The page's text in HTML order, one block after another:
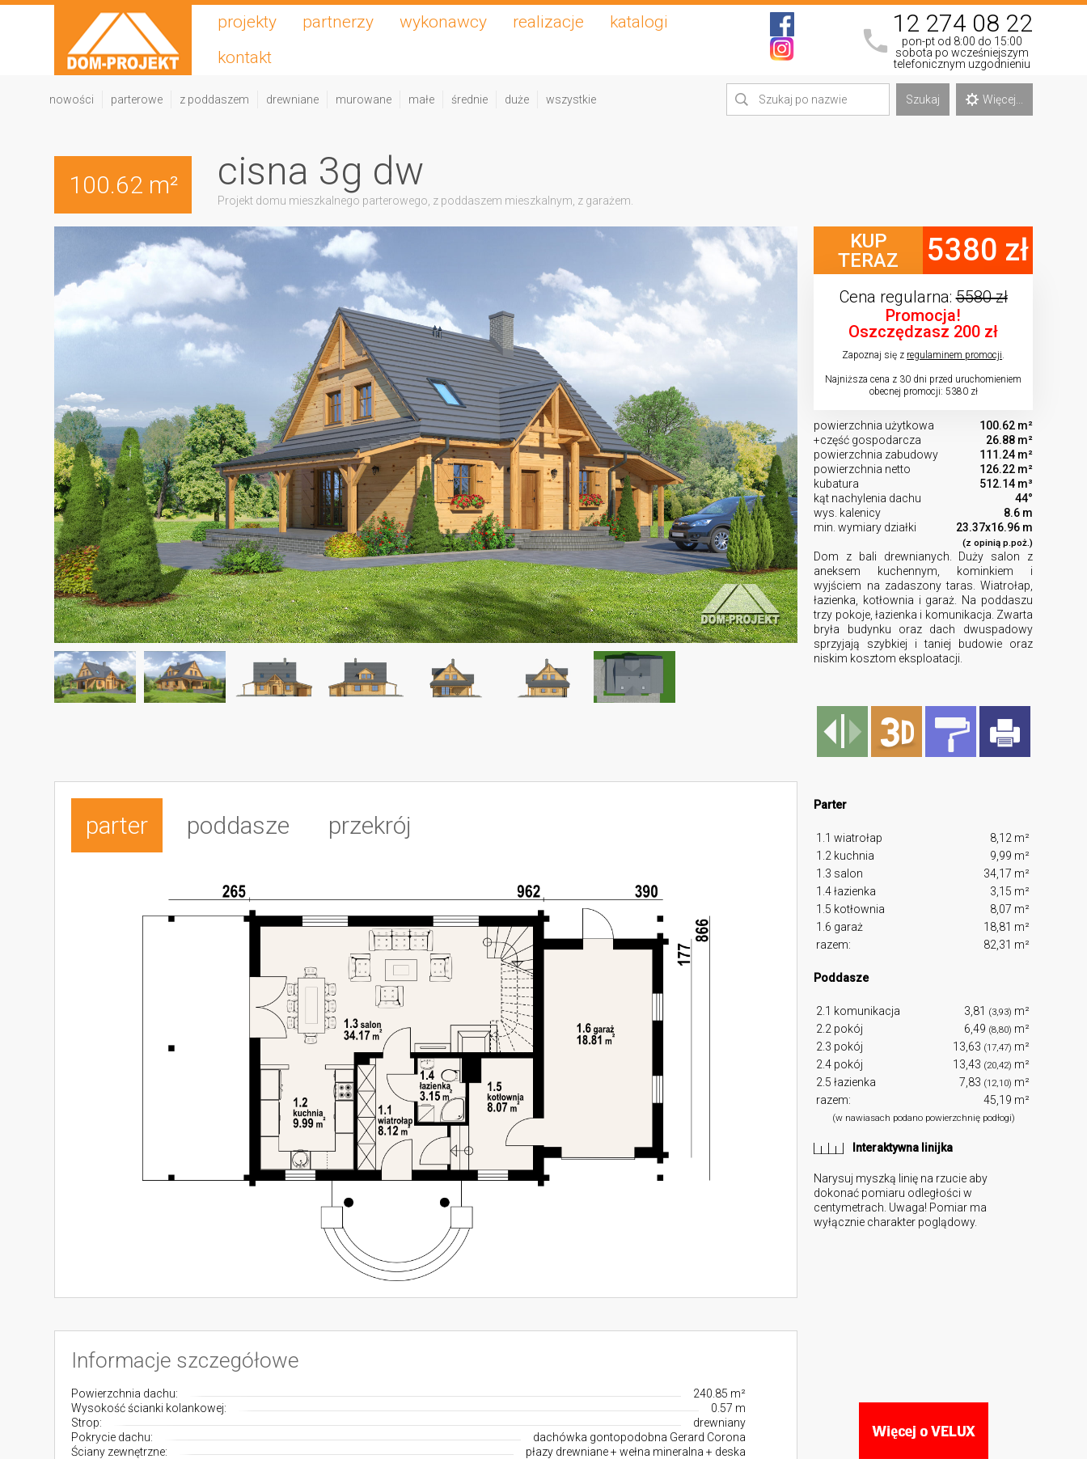
projekty partnerzy wykonawcy realizacje
katalogi
kontakt
12 274 08 22
pon-pt od 8:00 do 15:00
sobota po wcześniejszym
telefonicznym uzgodnieniu
nowości parterowe z poddaszem drewniane murowane małe średnie duże wszystkie Szukaj Więcej...
100.62 m² cisna 3g dw
Projekt domu mieszkalnego parterowego, z poddaszem mieszkalnym, z garażem.
KUP
TERAZ
5380 zł
Cena regularna:5580 zł
Promocja!
Oszczędzasz 200 zł
Zapoznaj się z regulaminem promocji.
Najniższa cena z 30 dni przed uruchomieniem
obecnej promocji: 5380 zł
powierzchnia użytkowa
100.62 m²
+część gospodarcza
26.88 m²
powierzchnia zabudowy
111.24 m²
powierzchnia netto
126.22 m²
kubatura
512.14 m³
kąt nachylenia dachu
44°
wys. kalenicy
8.6 m
min. wymiary działki
23.37x16.96 m
(z opinią p.poż.)
Dom z bali drewnianych. Duży salon z
aneksem kuchennym, kominkiem i
wyjściem na zadaszony taras. Wiatrołap,
łazienka, kotłownia i garaż. Na poddaszu
trzy pokoje, łazienka i komunikacja. Zwarta
bryła budynku oraz dach dwuspadowy
sprzyjają szybkiej i taniej budowie oraz
niskim kosztom eksploatacji.
parter poddasze przekrój
Parter
1.1 wiatrołap
8,12 m²
1.2 kuchnia
9,99 m²
1.3 salon
34,17 m²
1.4 łazienka
3,15 m²
1.5 kotłownia
8,07 m²
1.6 garaż
18,81 m²
razem:
82,31 m²
Poddasze
2.1 komunikacja 3,81 (3,93) m²
2.2 pokój
6,49 (8,80) m²
2.3 pokój
13,63 (17,47) m²
2.4 pokój
13,43 (20,42) m²
2.5 łazienka
7,83 (12,10) m²
razem:
45,19 m²
(w nawiasach podano powierzchnię podłogi)
Interaktywna linijka
Narysuj myszką linię na rzucie aby
dokonać pomiaru odległości w
centymetrach. Uwaga! Pomiar ma
wyłącznie charakter poglądowy.
Informacje szczegółowe
Powierzchnia dachu:
240.85 m²
Wysokość ścianki kolankowej:
0.57 m
Strop:
drewniany
Pokrycie dachu:
dachówka gontopodobna Gerard Corona
Ściany zewnętrzne:
płazy drewniane + wełna mineralna + deska